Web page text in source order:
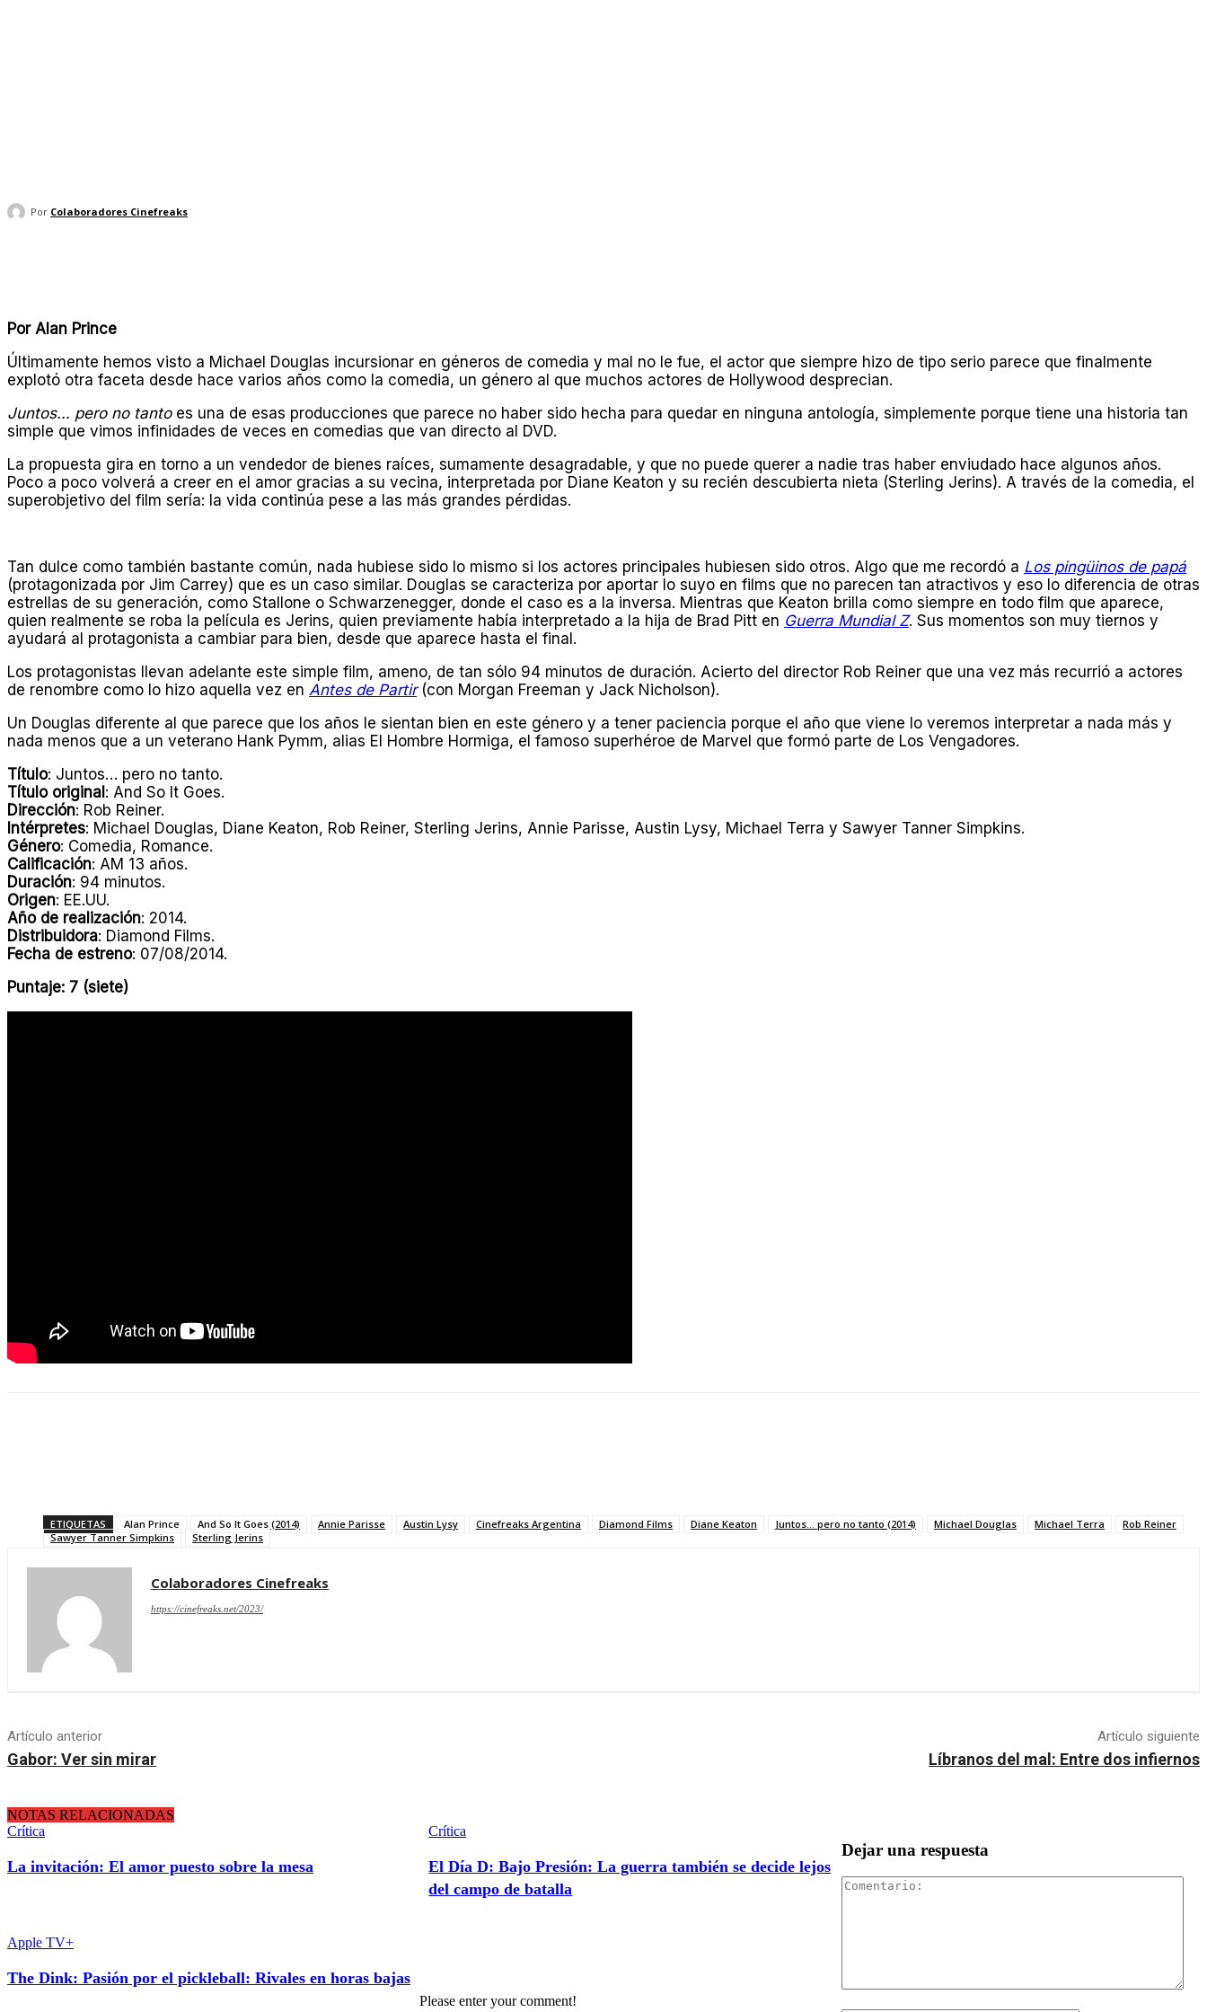
Por Colaboradores Cinefreaks
Por Alan Prince
Últimamente hemos visto a Michael Douglas incursionar en géneros de comedia y mal no le fue, el actor que siempre hizo de tipo serio parece que finalmente
explotó otra faceta desde hace varios años como la comedia, un género al que muchos actores de Hollywood desprecian.
Juntos… pero no tantoes una de esas producciones que parece no haber sido hecha para quedar en ninguna antología, simplemente porque tiene una historia tan
simple que vimos infinidades de veces en comedias que van directo al DVD.
La propuesta gira en torno a un vendedor de bienes raíces, sumamente desagradable, y que no puede querer a nadie tras haber enviudado hace algunos años.
Poco a poco volverá a creer en el amor gracias a su vecina, interpretada por Diane Keaton y su recién descubierta nieta (Sterling Jerins). A través de la comedia, el
superobjetivo del film sería: la vida continúa pese a las más grandes pérdidas.
Tan dulce como también bastante común, nada hubiese sido lo mismo si los actores principales hubiesen sido otros. Algo que me recordó a Los pingüinos de papá
(protagonizada por Jim Carrey) que es un caso similar. Douglas se caracteriza por aportar lo suyo en films que no parecen tan atractivos y eso lo diferencia de otras
estrellas de su generación, como Stallone o Schwarzenegger, donde el caso es a la inversa. Mientras que Keaton brilla como siempre en todo film que aparece,
quien realmente se roba la película es Jerins, quien previamente había interpretado a la hija de Brad Pitt en Guerra Mundial Z. Sus momentos son muy tiernos y
ayudará al protagonista a cambiar para bien, desde que aparece hasta el final.
Los protagonistas llevan adelante este simple film, ameno, de tan sólo 94 minutos de duración. Acierto del director Rob Reiner que una vez más recurrió a actores
de renombre como lo hizo aquella vez en Antes de Partir(con Morgan Freeman y Jack Nicholson).
Un Douglas diferente al que parece que los años le sientan bien en este género y a tener paciencia porque el año que viene lo veremos interpretar a nada más y
nada menos que a un veterano Hank Pymm, alias El Hombre Hormiga, el famoso superhéroe de Marvel que formó parte de Los Vengadores.
Título: Juntos… pero no tanto.
Título original: And So It Goes.
Dirección: Rob Reiner.
Intérpretes: Michael Douglas, Diane Keaton, Rob Reiner, Sterling Jerins, Annie Parisse, Austin Lysy, Michael Terra y Sawyer Tanner Simpkins.
Género: Comedia, Romance.
Calificación: AM 13 años.
Duración: 94 minutos.
Origen: EE.UU.
Año de realización: 2014.
Distribuidora: Diamond Films.
Fecha de estreno: 07/08/2014.
Puntaje: 7 (siete)
ETIQUETAS Alan Prince And So It Goes (2014) Annie Parisse Austin Lysy Cinefreaks Argentina Diamond Films Diane Keaton Juntos... pero no tanto (2014) Michael Douglas Michael Terra
Rob Reiner
Sawyer Tanner Simpkins
Sterling Jerins
Colaboradores Cinefreaks
https://cinefreaks.net/2023/
Artículo anterior
Gabor: Ver sin mirar
Artículo siguiente
Líbranos del mal: Entre dos infiernos
NOTAS RELACIONADAS
Crítica
La invitación: El amor puesto sobre la mesa
Crítica
El Día D: Bajo Presión: La guerra también se decide lejos
del campo de batalla
Apple TV+
The Dink: Pasión por el pickleball: Rivales en horas bajas
Dejar una respuesta
Please enter your comment!